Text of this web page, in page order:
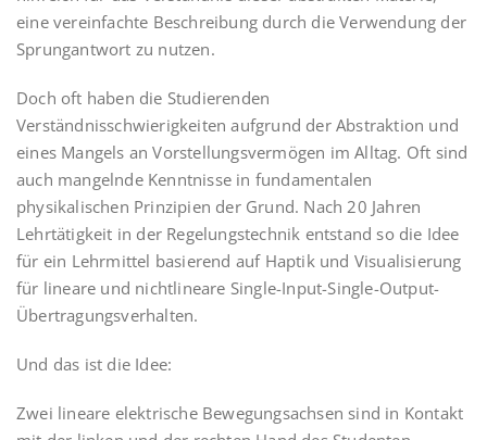
eine vereinfachte Beschreibung durch die Verwendung der
Sprungantwort zu nutzen.
Doch oft haben die Studierenden
Verständnisschwierigkeiten aufgrund der Abstraktion und
eines Mangels an Vorstellungsvermögen im Alltag. Oft sind
auch mangelnde Kenntnisse in fundamentalen
physikalischen Prinzipien der Grund. Nach 20 Jahren
Lehrtätigkeit in der Regelungstechnik entstand so die Idee
für ein Lehrmittel basierend auf Haptik und Visualisierung
für lineare und nichtlineare Single-Input-Single-Output-
Übertragungsverhalten.
Und das ist die Idee:
Zwei lineare elektrische Bewegungsachsen sind in Kontakt